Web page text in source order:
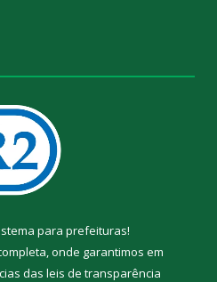
para prefeituras!
onde garantimos em
das leis de transparência